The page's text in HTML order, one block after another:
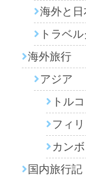
海外と
トラベ
海外旅行
アジア
トルコ
フィ
カン
国内旅行記